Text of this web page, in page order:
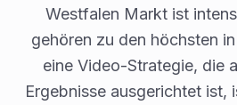
Westfalen Markt ist
gehören zu den höchsten
eine Video-Strategie, die
Ergebnisse ausgerichtet ist,